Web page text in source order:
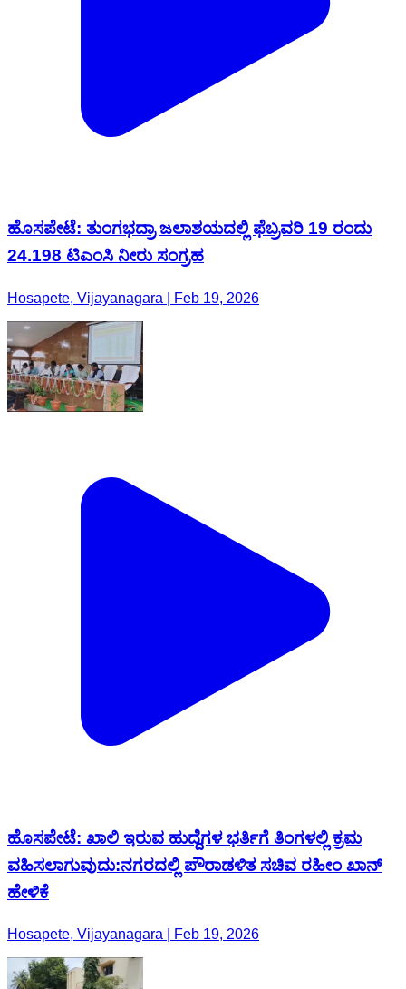
ಹೊಸಪೇಟೆ: ತುಂಗಭದ್ರಾ ಜಲಾಶಯದಲ್ಲಿ ಫೆಬ್ರವರಿ 19 ರಂದು
24.198 ಟಿಎಂಸಿ ನೀರು ಸಂಗ್ರಹ
Hosapete, Vijayanagara | Feb 19, 2026
ಹೊಸಪೇಟೆ: ಖಾಲಿ ಇರುವ ಹುದ್ದೆಗಳ ಭರ್ತಿಗೆ ತಿಂಗಳಲ್ಲಿ ಕ್ರಮ
ವಹಿಸಲಾಗುವುದು:ನಗರದಲ್ಲಿ ಪೌರಾಡಳಿತ ಸಚಿವ ರಹೀಂ ಖಾನ್
ಹೇಳಿಕೆ
Hosapete, Vijayanagara | Feb 19, 2026